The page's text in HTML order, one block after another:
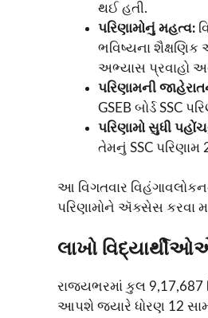
થઈ હતી.
પરિણામોનું મહત્વ:
ભવિષ્યના શૈક્ષણિક
અભ્યાસ પ્રવાહો
પરિણામની
GSEB બોર્ડ SSC
પરિણામો સુધી
તેમનું SSC
આ વિગતવાર
પરિણામોને ઍક્સેસ કરવા
લાખો
રાજ્યભરમાં કુલ 9,17,687
આપશે જ્યારે ધોરણ 12